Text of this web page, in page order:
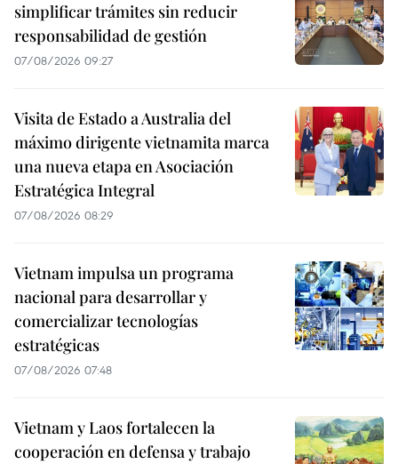
simplificar trámites sin reducir
responsabilidad de gestión
07/08/2026 09:27
Visita de Estado a Australia del
máximo dirigente vietnamita marca
una nueva etapa en Asociación
Estratégica Integral
07/08/2026 08:29
Vietnam impulsa un programa
nacional para desarrollar y
comercializar tecnologías
estratégicas
07/08/2026 07:48
Vietnam y Laos fortalecen la
cooperación en defensa y trabajo